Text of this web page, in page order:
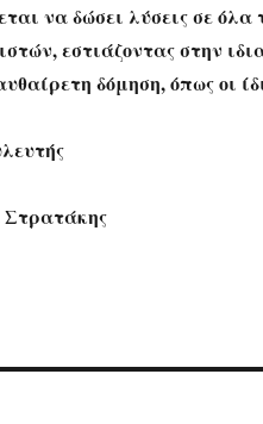
να δώσει λύσεις σε
εστιάζοντας στην
δόμηση, όπως οι